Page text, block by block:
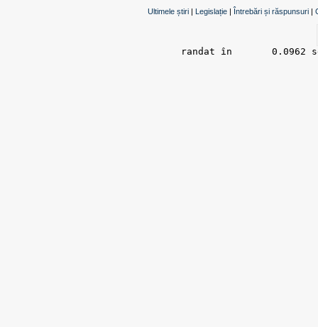
Ultimele știri | Legislație | Întrebări și răspunsuri |
randat în